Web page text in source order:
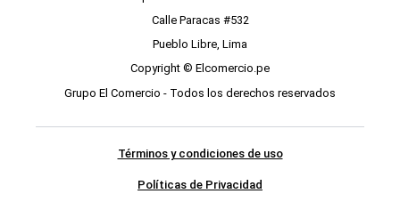
Calle Paracas #532
Pueblo Libre, Lima
Copyright © Elcomercio.pe
Grupo El Comercio - Todos los derechos reservados
Términos y condiciones de uso
Políticas de Privacidad